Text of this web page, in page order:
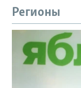
Регионы